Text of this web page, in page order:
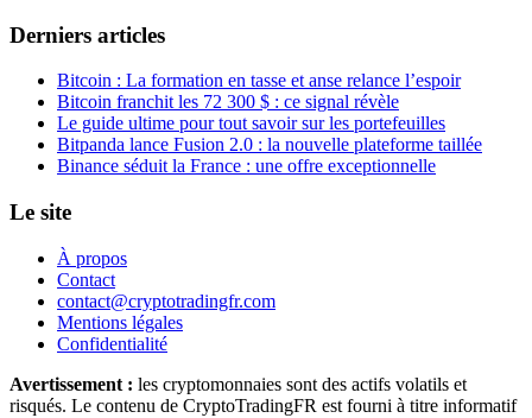
Derniers articles
Bitcoin : La formation en tasse et anse relance l’espoir
Bitcoin franchit les 72 300 $ : ce signal révèle
Le guide ultime pour tout savoir sur les portefeuilles
Bitpanda lance Fusion 2.0 : la nouvelle plateforme taillée
Binance séduit la France : une offre exceptionnelle
Le site
À propos
Contact
contact@cryptotradingfr.com
Mentions légales
Confidentialité
Avertissement : les cryptomonnaies sont des actifs volatils et
risqués. Le contenu de CryptoTradingFR est fourni à titre informatif